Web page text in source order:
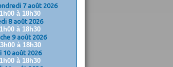
7 août 2026
à 18h30
8 août 2026
à 18h30
9 août 2026
à 18h30
10 août 2026
à 18h30